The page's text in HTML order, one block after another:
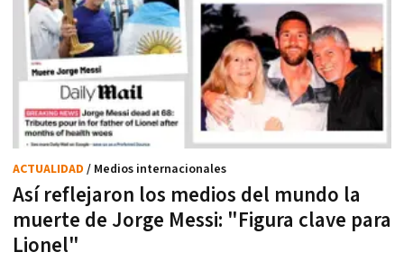
Así reflejaron los medios del mundo la
muerte de Jorge Messi: "Figura clave para
Lionel"
ACTUALIDAD / Medios internacionales